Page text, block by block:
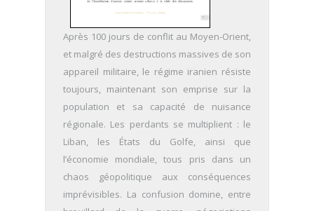
Après 100 jours de conflit au Moyen-Orient,
et malgré des destructions massives de son
appareil militaire, le régime iranien résiste
toujours, maintenant son emprise sur la
population et sa capacité de nuisance
régionale. Les perdants se multiplient : le
Liban, les États du Golfe, ainsi que
l’économie mondiale, tous pris dans un
chaos géopolitique aux conséquences
imprévisibles. La confusion domine, entre